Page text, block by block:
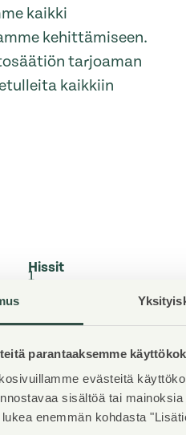
parantaaksemme
evästeitä
sisältöä tai
enemmän kohdasta
kaikki
kehittämiseen.
tarjoaman
kaikkiin
Hissit
1
Ei